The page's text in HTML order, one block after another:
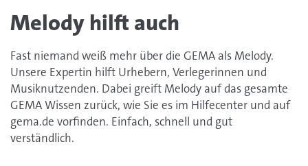
Melody hilft auch
Fast niemand weiß mehr über die GEMA als Melody.
Unsere Expertin hilft Urhebern, Verlegerinnen und
Musiknutzenden. Dabei greift Melody auf das gesamte
GEMA Wissen zurück, wie Sie es im Hilfecenter und auf
gema.de vorfinden. Einfach, schnell und gut
verständlich.